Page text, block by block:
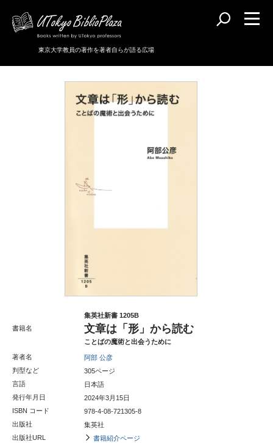
東京大学教員の著作を著者自らが語る広場
書籍名
集英社新書 1205B
文章は「形」から読む
ことばの魔術と出会うために
著者名
阿部 公彦
判型など
305ページ
言語
日本語
発行年月日
2024年3月15日
ISBN コード
978-4-08-721305-8
出版社
集英社
出版社URL
書籍紹介ページ